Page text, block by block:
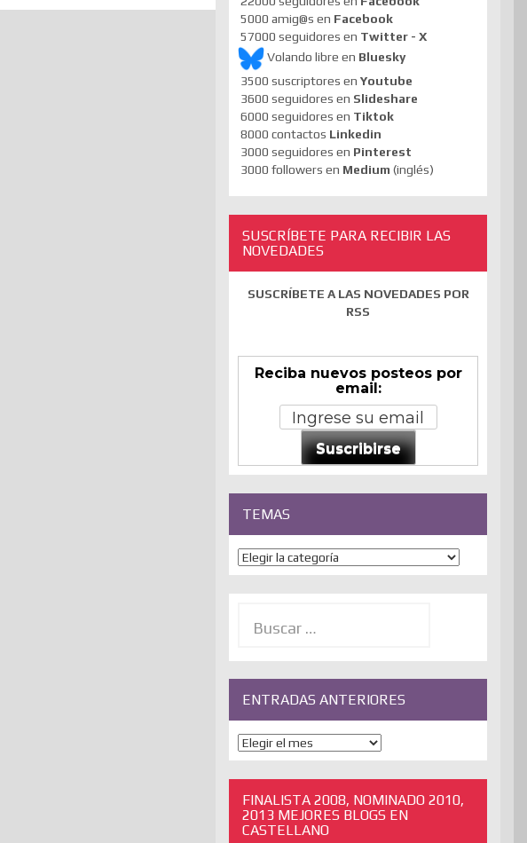
5000 amig@s en Facebook
57000 seguidores en Twitter - X
Volando libre en Bluesky
3500 suscriptores en Youtube
3600 seguidores en Slideshare
6000 seguidores en Tiktok
8000 contactos Linkedin
3000 seguidores en Pinterest
3000 followers en Medium (inglés)
SUSCRÍBETE PARA RECIBIR LAS
NOVEDADES
SUSCRÍBETE A LAS NOVEDADES POR
RSS
Reciba nuevos posteos por
email:
Suscribirse
TEMAS
Temas
ENTRADAS ANTERIORES
ENTRADAS
ANTERIORES
FINALISTA 2008, NOMINADO 2010,
2013 MEJORES BLOGS EN
CASTELLANO